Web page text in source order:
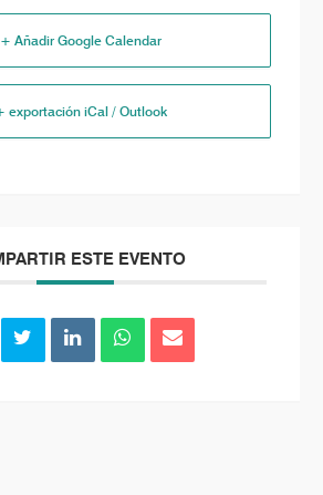
+ Añadir Google Calendar
exportación iCal / Outlook
ESTE EVENTO